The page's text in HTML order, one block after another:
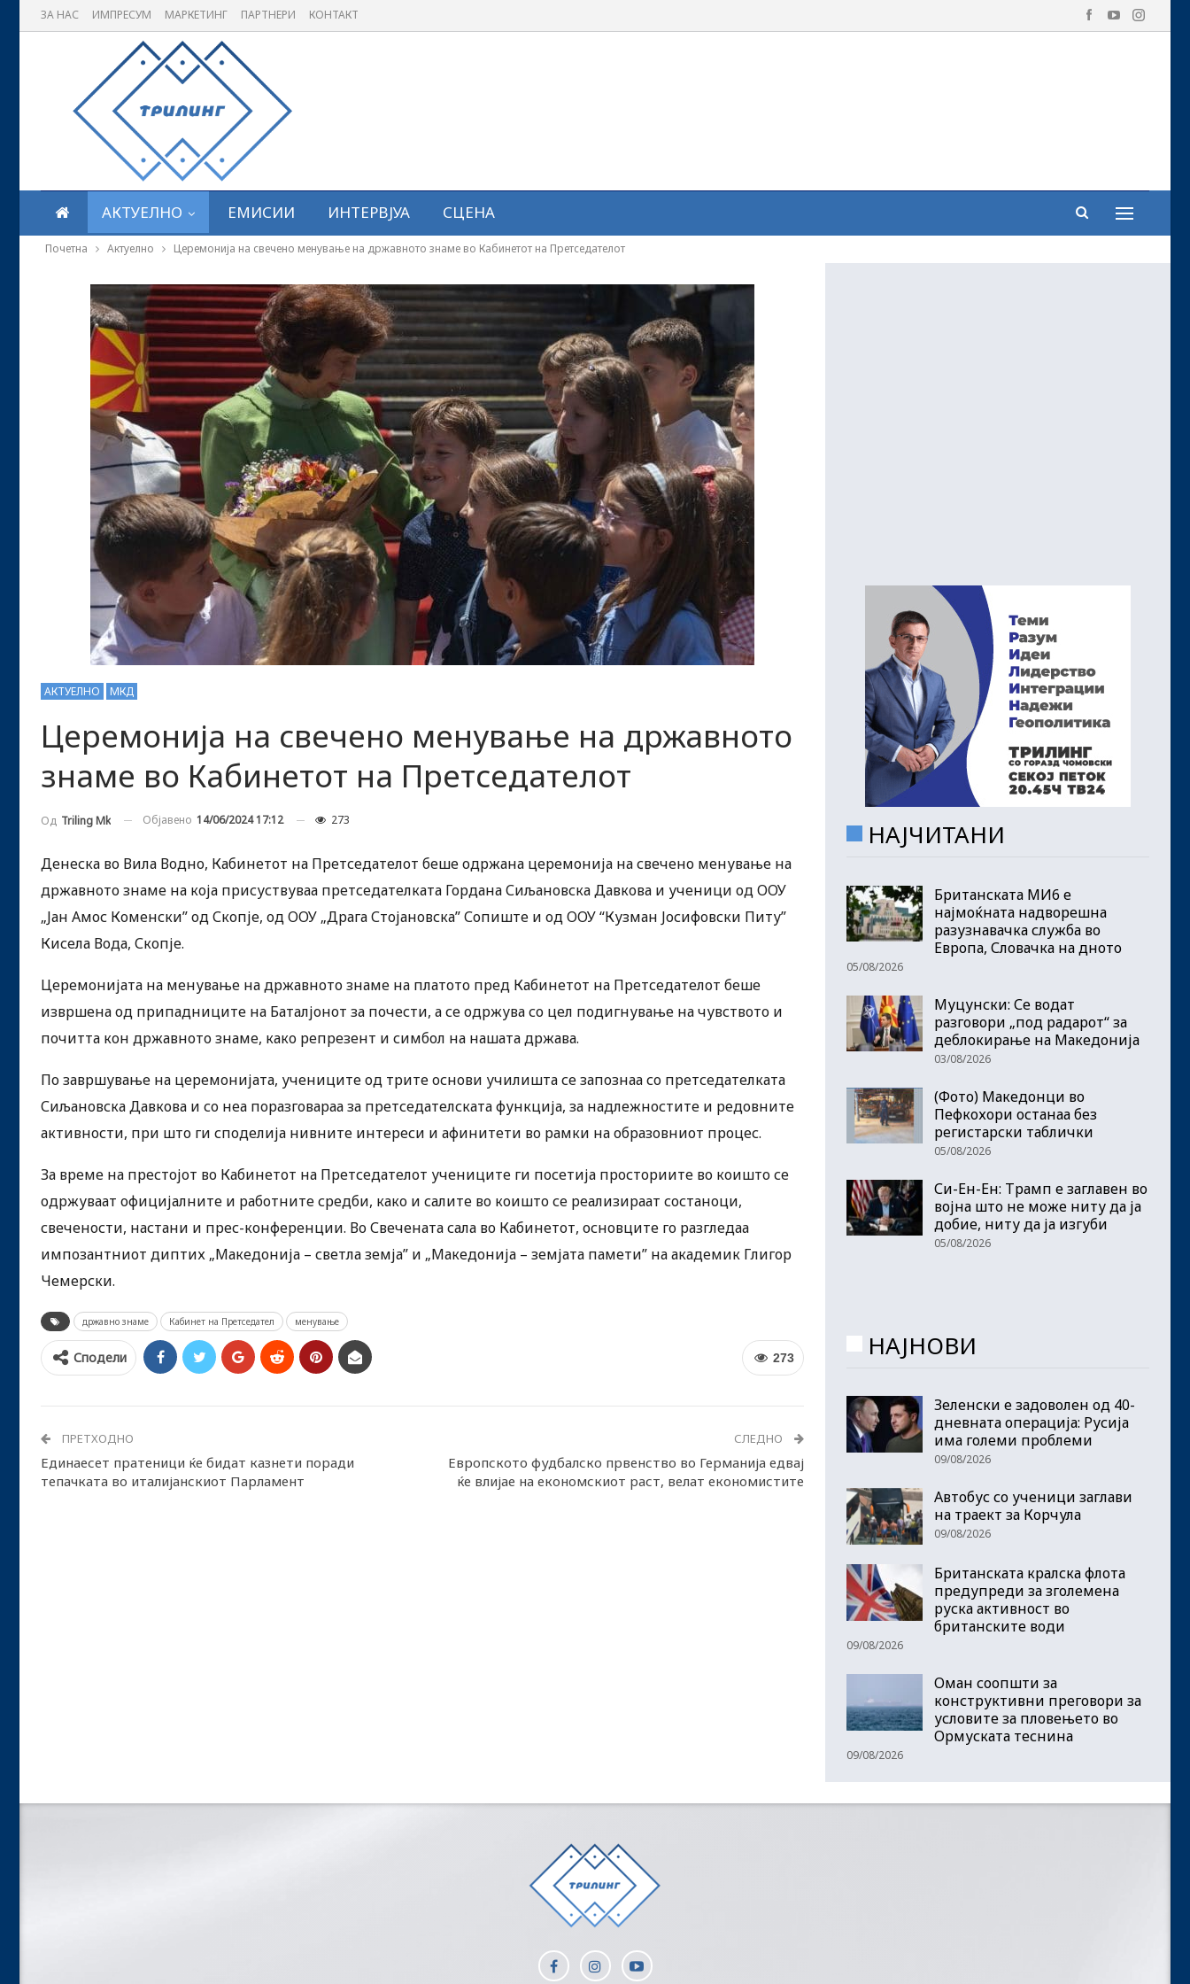
ЗА НАС ИМПРЕСУМ МАРКЕТИНГ ПАРТНЕРИ КОНТАКТ
АКТУЕЛНО ЕМИСИИ ИНТЕРВЈУА СЦЕНА
Почетна Актуелно Церемонија на свечено менување на државното знаме во Кабинетот на Претседателот
АКТУЕЛНО МКД
Церемонија на свечено менување на државното
знаме во Кабинетот на Претседателот
Од Triling Mk Објавено 14/06/2024 17:12 273
Денеска во Вила Водно, Кабинетот на Претседателот беше одржана церемонија на свечено менување на
државното знаме на која присуствуваа претседателката Гордана Сиљановска Давкова и ученици од ООУ
„Јан Амос Коменски” од Скопје, од ООУ „Драга Стојановска” Сопиште и од ООУ “Кузман Јосифовски Питу”
Кисела Вода, Скопје.
Церемонијата на менување на државното знаме на платото пред Кабинетот на Претседателот беше
извршена од припадниците на Баталјонот за почести, а се одржува со цел подигнување на чувството и
почитта кон државното знаме, како репрезент и симбол на нашата држава.
По завршување на церемонијата, учениците од трите основи училишта се запознаа со претседателката
Сиљановска Давкова и со неа поразговараа за претседателската функција, за надлежностите и редовните
активности, при што ги споделија нивните интереси и афинитети во рамки на образовниот процес.
За време на престојот во Кабинетот на Претседателот учениците ги посетија просториите во коишто се
одржуваат официјалните и работните средби, како и салите во коишто се реализираат состаноци,
свечености, настани и прес-конференции. Во Свечената сала во Кабинетот, основците го разгледаа
импозантниот диптих „Македонија – светла земја” и „Македонија – земјата памети” на академик Глигор
Чемерски.
државно знаме Кабинет на Претседател менување
273
Сподели
ПРЕТХОДНО
Единаесет пратеници ќе бидат казнети поради
тепачката во италијанскиот Парламент
СЛЕДНО
Европското фудбалско првенство во Германија едвај
ќе влијае на економскиот раст, велат економистите
НАЈЧИТАНИ
Британската МИ6 е
најмоќната надворешна
разузнавачка служба во
Европа, Словачка на дното
05/08/2026
Муцунски: Се водат
разговори „под радарот“ за
деблокирање на Македонија
03/08/2026
(Фото) Македонци во
Пефкохори останаа без
регистарски таблички
05/08/2026
Си-Ен-Ен: Трамп е заглавен во
војна што не може ниту да ја
добие, ниту да ја изгуби
05/08/2026
НАЈНОВИ
Зеленски е задоволен од 40-
дневната операција: Русија
има големи проблеми
09/08/2026
Автобус со ученици заглави
на траект за Корчула
09/08/2026
Британската кралска флота
предупреди за зголемена
руска активност во
британските води
09/08/2026
Оман соопшти за
конструктивни преговори за
условите за пловењето во
Ормуската теснина
09/08/2026